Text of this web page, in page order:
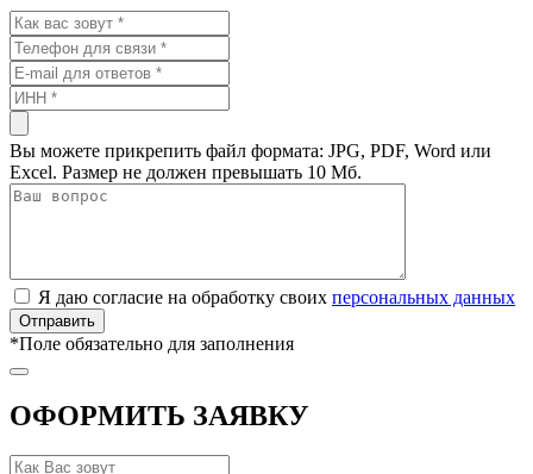
Вы можете прикрепить файл формата: JPG, PDF, Word или
Excel. Размер не должен превышать 10 Мб.
Я даю согласие на обработку своих персональных данных
*Поле обязательно для заполнения
ОФОРМИТЬ ЗАЯВКУ